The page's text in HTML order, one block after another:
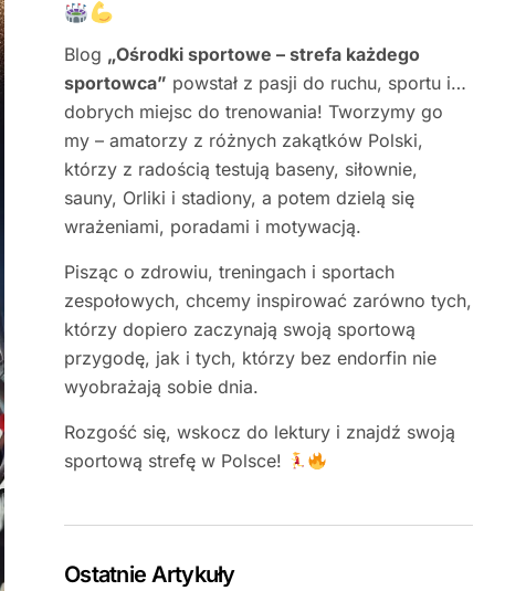
Blog „Ośrodki sportowe – strefa każdego
sportowca” powstał z pasji do ruchu, sportu i…
dobrych miejsc do trenowania! Tworzymy go
my – amatorzy z różnych zakątków Polski,
którzy z radością testują baseny, siłownie,
sauny, Orliki i stadiony, a potem dzielą się
wrażeniami, poradami i motywacją.
Pisząc o zdrowiu, treningach i sportach
zespołowych, chcemy inspirować zarówno tych,
którzy dopiero zaczynają swoją sportową
przygodę, jak i tych, którzy bez endorfin nie
wyobrażają sobie dnia.
Rozgość się, wskocz do lektury i znajdź swoją
sportową strefę w Polsce!
Ostatnie Artykuły